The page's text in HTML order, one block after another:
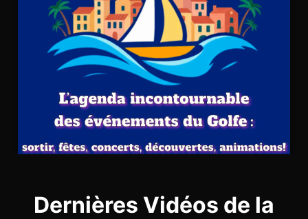
Dernières Vidéos de la